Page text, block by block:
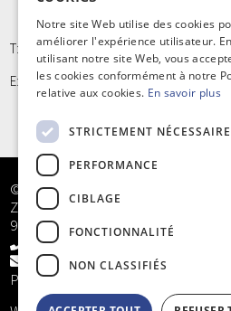
T: +32 9/373 77 65
E: info@kinergy.be
© Kinergy bv
Zandstraat 5
9968 Bassevelde
+32 9/373 77 65
info@kinergy.be
Privacy
Notre site Web utilise des cookies
améliorer l'expérience utilisateur. En
utilisant notre site Web, vous
les cookies conformément à notre
relative aux cookies. En savoir plus
STRICTEMENT
PERFORMANCE
CIBLAGE
FONCTIONNALITÉ
NON CLASSIFIÉS